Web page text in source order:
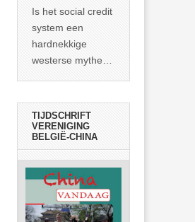
meer dan 800
miljoen mensen
uit de armoede
… >> lees meer
Is het social credit
system een
hardnekkige
westerse mythe of
TIJDSCHRIFT
VERENIGING
BELGIË-CHINA